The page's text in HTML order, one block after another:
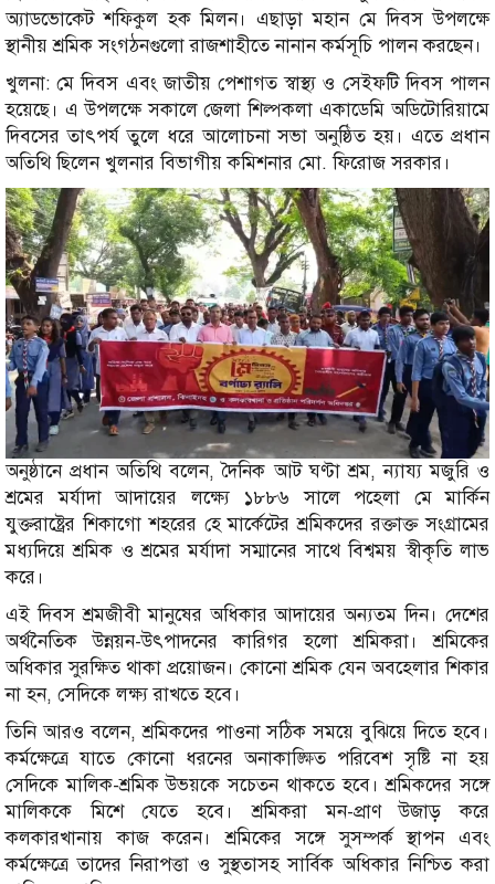
অ্যাডভোকেট শফিকুল হক মিলন। এছাড়া মহান মে দিবস উপলক্ষে
স্থানীয় শ্রমিক সংগঠনগুলো রাজশাহীতে নানান কর্মসূচি পালন করছেন।
খুলনা: মে দিবস এবং জাতীয় পেশাগত স্বাস্থ্য ও সেইফটি দিবস পালন
হয়েছে। এ উপলক্ষে সকালে জেলা শিল্পকলা একাডেমি অডিটোরিয়ামে
দিবসের তাৎপর্য তুলে ধরে আলোচনা সভা অনুষ্ঠিত হয়। এতে প্রধান
অতিথি ছিলেন খুলনার বিভাগীয় কমিশনার মো. ফিরোজ সরকার।
অনুষ্ঠানে প্রধান অতিথি বলেন, দৈনিক আট ঘণ্টা শ্রম, ন্যায্য মজুরি ও
শ্রমের মর্যাদা আদায়ের লক্ষ্যে ১৮৮৬ সালে পহেলা মে মার্কিন
যুক্তরাষ্ট্রের শিকাগো শহরের হে মার্কেটের শ্রমিকদের রক্তাক্ত সংগ্রামের
মধ্যদিয়ে শ্রমিক ও শ্রমের মর্যাদা সম্মানের সাথে বিশ্বময় স্বীকৃতি লাভ
করে।
এই দিবস শ্রমজীবী মানুষের অধিকার আদায়ের অন্যতম দিন। দেশের
অর্থনৈতিক উন্নয়ন-উৎপাদনের কারিগর হলো শ্রমিকরা। শ্রমিকের
অধিকার সুরক্ষিত থাকা প্রয়োজন। কোনো শ্রমিক যেন অবহেলার শিকার
না হন, সেদিকে লক্ষ্য রাখতে হবে।
তিনি আরও বলেন, শ্রমিকদের পাওনা সঠিক সময়ে বুঝিয়ে দিতে হবে।
কর্মক্ষেত্রে যাতে কোনো ধরনের অনাকাঙ্ক্ষিত পরিবেশ সৃষ্টি না হয়
সেদিকে মালিক-শ্রমিক উভয়কে সচেতন থাকতে হবে। শ্রমিকদের সঙ্গে
মালিককে মিশে যেতে হবে। শ্রমিকরা মন-প্রাণ উজাড় করে
কলকারখানায় কাজ করেন। শ্রমিকের সঙ্গে সুসম্পর্ক স্থাপন এবং
কর্মক্ষেত্রে তাদের নিরাপত্তা ও সুস্থতাসহ সার্বিক অধিকার নিশ্চিত করা